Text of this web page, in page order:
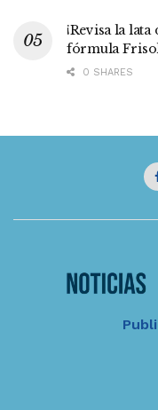
¡Revisa la
fórmula
0 SHARES